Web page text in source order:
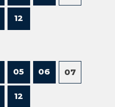
12
05 06 07
12